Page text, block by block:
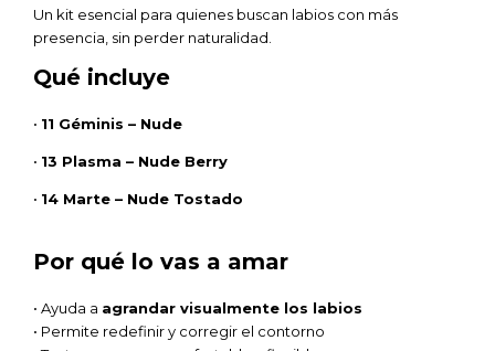
Un kit esencial para quienes buscan labios con más
presencia, sin perder naturalidad.
Qué incluye
• 11 Géminis – Nude
• 13 Plasma – Nude Berry
• 14 Marte – Nude Tostado
Por qué lo vas a amar
• Ayuda a agrandar visualmente los labios
• Permite redefinir y corregir el contorno